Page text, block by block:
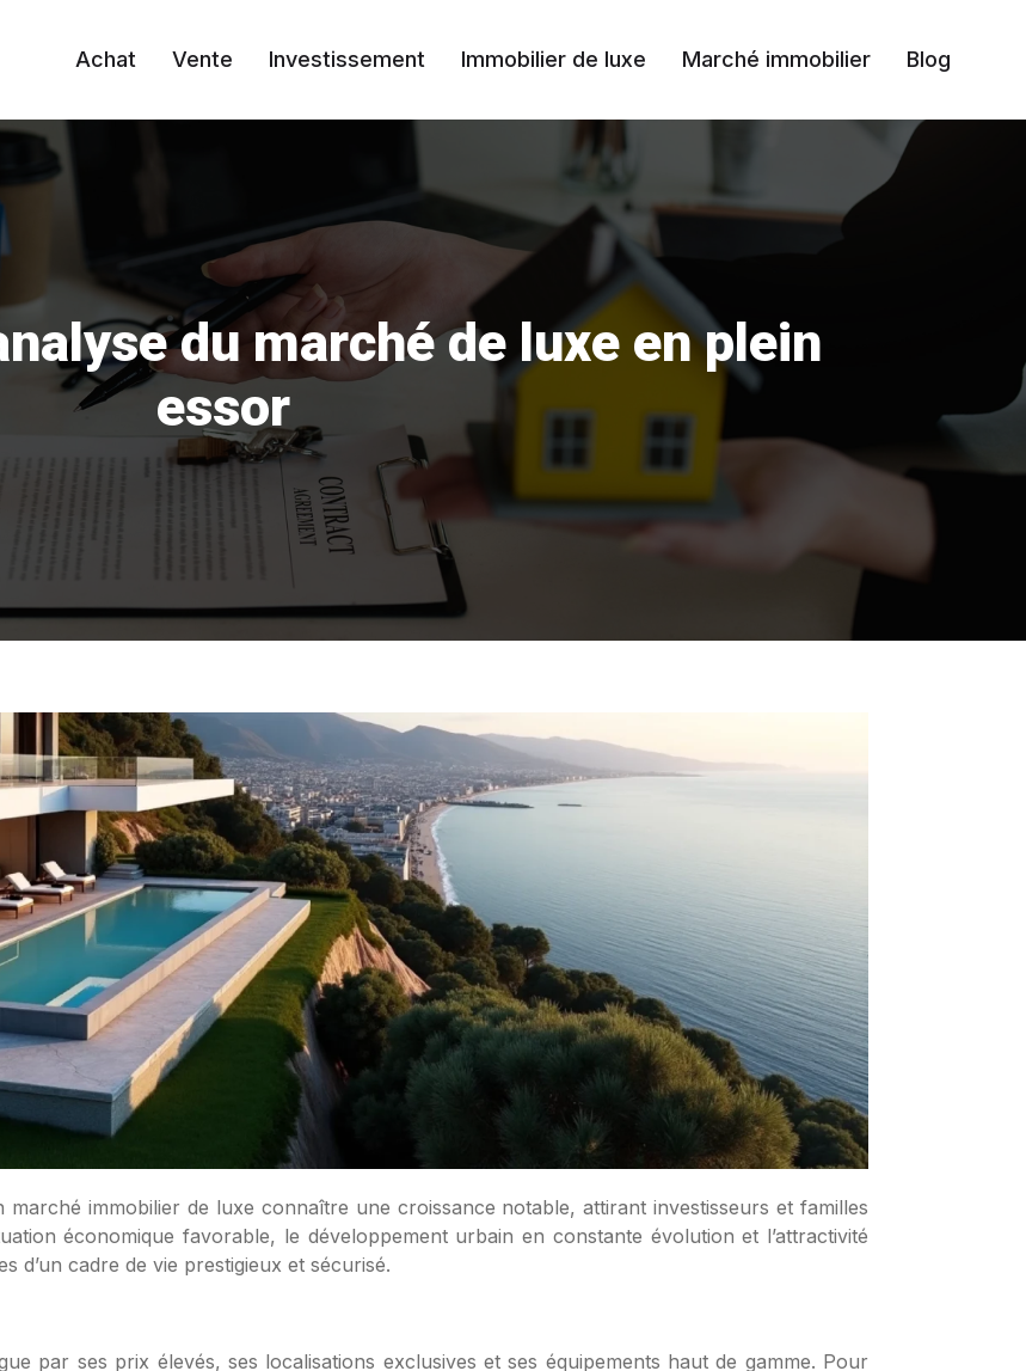
Achat Vente Investissement Immobilier de luxe Marché immobilier Blog
du marché de luxe en plein
essor
économique favorable, le développement urbain en constante évolution et l’attractivité
d’un cadre de vie prestigieux et sécurisé.
par ses prix élevés, ses localisations exclusives et ses équipements haut de gamme. Pour